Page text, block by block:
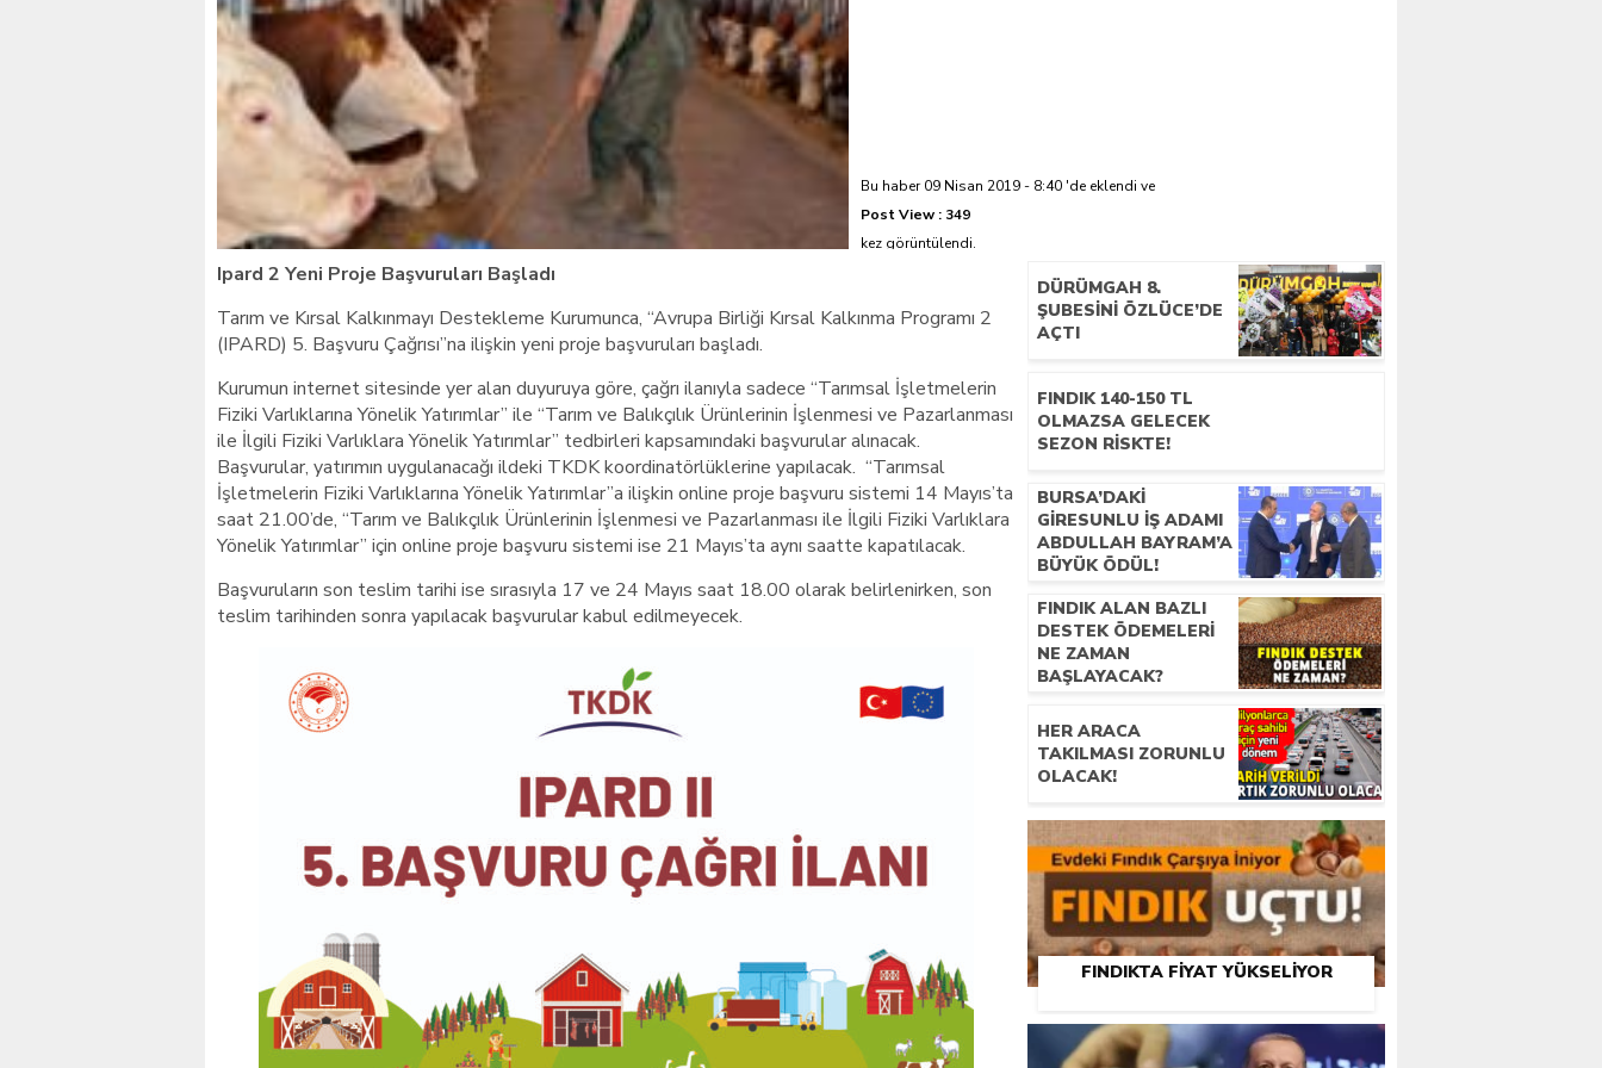
Giresunlu sürücü Orhangazi’de hayatını kaybetti
Bu haber 09 Nisan 2019 - 8:40 'de eklendi ve
Post View : 349
kez görüntülendi.
Ipard 2 Yeni Proje Başvuruları Başladı
Tarım ve Kırsal Kalkınmayı Destekleme Kurumunca, “Avrupa Birliği Kırsal Kalkınma Programı 2
(IPARD) 5. Başvuru Çağrısı”na ilişkin yeni proje başvuruları başladı.
Kurumun internet sitesinde yer alan duyuruya göre, çağrı ilanıyla sadece “Tarımsal İşletmelerin
Fiziki Varlıklarına Yönelik Yatırımlar” ile “Tarım ve Balıkçılık Ürünlerinin İşlenmesi ve Pazarlanması
ile İlgili Fiziki Varlıklara Yönelik Yatırımlar” tedbirleri kapsamındaki başvurular alınacak.
Başvurular, yatırımın uygulanacağı ildeki TKDK koordinatörlüklerine yapılacak. “Tarımsal
İşletmelerin Fiziki Varlıklarına Yönelik Yatırımlar”a ilişkin online proje başvuru sistemi 14 Mayıs’ta
saat 21.00’de, “Tarım ve Balıkçılık Ürünlerinin İşlenmesi ve Pazarlanması ile İlgili Fiziki Varlıklara
Yönelik Yatırımlar” için online proje başvuru sistemi ise 21 Mayıs’ta aynı saatte kapatılacak.
Başvuruların son teslim tarihi ise sırasıyla 17 ve 24 Mayıs saat 18.00 olarak belirlenirken, son
teslim tarihinden sonra yapılacak başvurular kabul edilmeyecek.
DÜRÜMGAH 8.
ŞUBESINI ÖZLÜCE’DE
AÇTI
FINDIK 140-150 TL
OLMAZSA GELECEK
SEZON RISKTE!
BURSA’DAKI
GIRESUNLU İŞ ADAMI
ABDULLAH BAYRAM’A
BÜYÜK ÖDÜL!
FINDIK ALAN BAZLI
DESTEK ÖDEMELERI
NE ZAMAN
BAŞLAYACAK?
HER ARACA
TAKILMASI ZORUNLU
OLACAK!
FINDIKTA FIYAT YÜKSELIYOR